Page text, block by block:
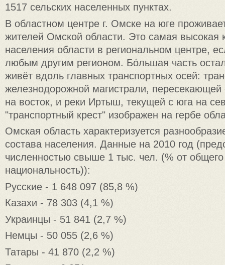
1517 сельских населенных пунктах.
В областном центре г. Омске на юге
жителей Омской области. Это самая высокая
населения области в региональном центре,
любым другим регионом. Бо́льшая часть
живёт вдоль главных транспортных осей:
железнодорожной магистрали, пересекающей
на восток, и реки Иртыш, текущей с юга на
"транспортный крест" изображен на гербе
Омская область характеризуется
состава населения. Данные на 2010 год
численностью свыше 1 тыс. чел. (% от
национальность)):
Русские - 1 648 097 (85,8 %)
Казахи - 78 303 (4,1 %)
Украинцы - 51 841 (2,7 %)
Немцы - 50 055 (2,6 %)
Татары - 41 870 (2,2 %)